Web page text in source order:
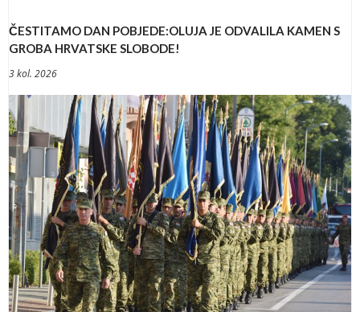
ČESTITAMO DAN POBJEDE:OLUJA JE ODVALILA KAMEN S
GROBA HRVATSKE SLOBODE!
3 kol. 2026